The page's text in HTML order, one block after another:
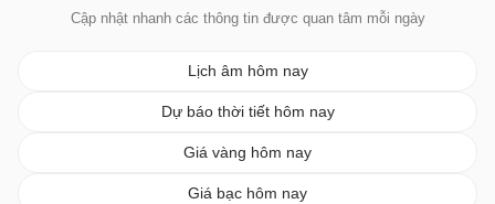
Cập nhật nhanh các thông tin được quan tâm mỗi ngày
Lịch âm hôm nay
Dự báo thời tiết hôm nay
Giá vàng hôm nay
Giá bạc hôm nay